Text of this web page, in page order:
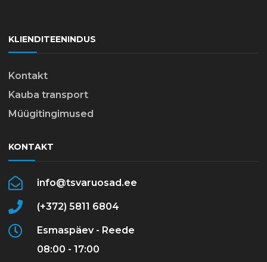
KLIENDITEENINDUS
Kontakt
Kauba transport
Müügitingimused
KONTAKT
info@tsvaruosad.ee
(+372) 5811 6804
Esmaspäev - Reede
08:00 - 17:00